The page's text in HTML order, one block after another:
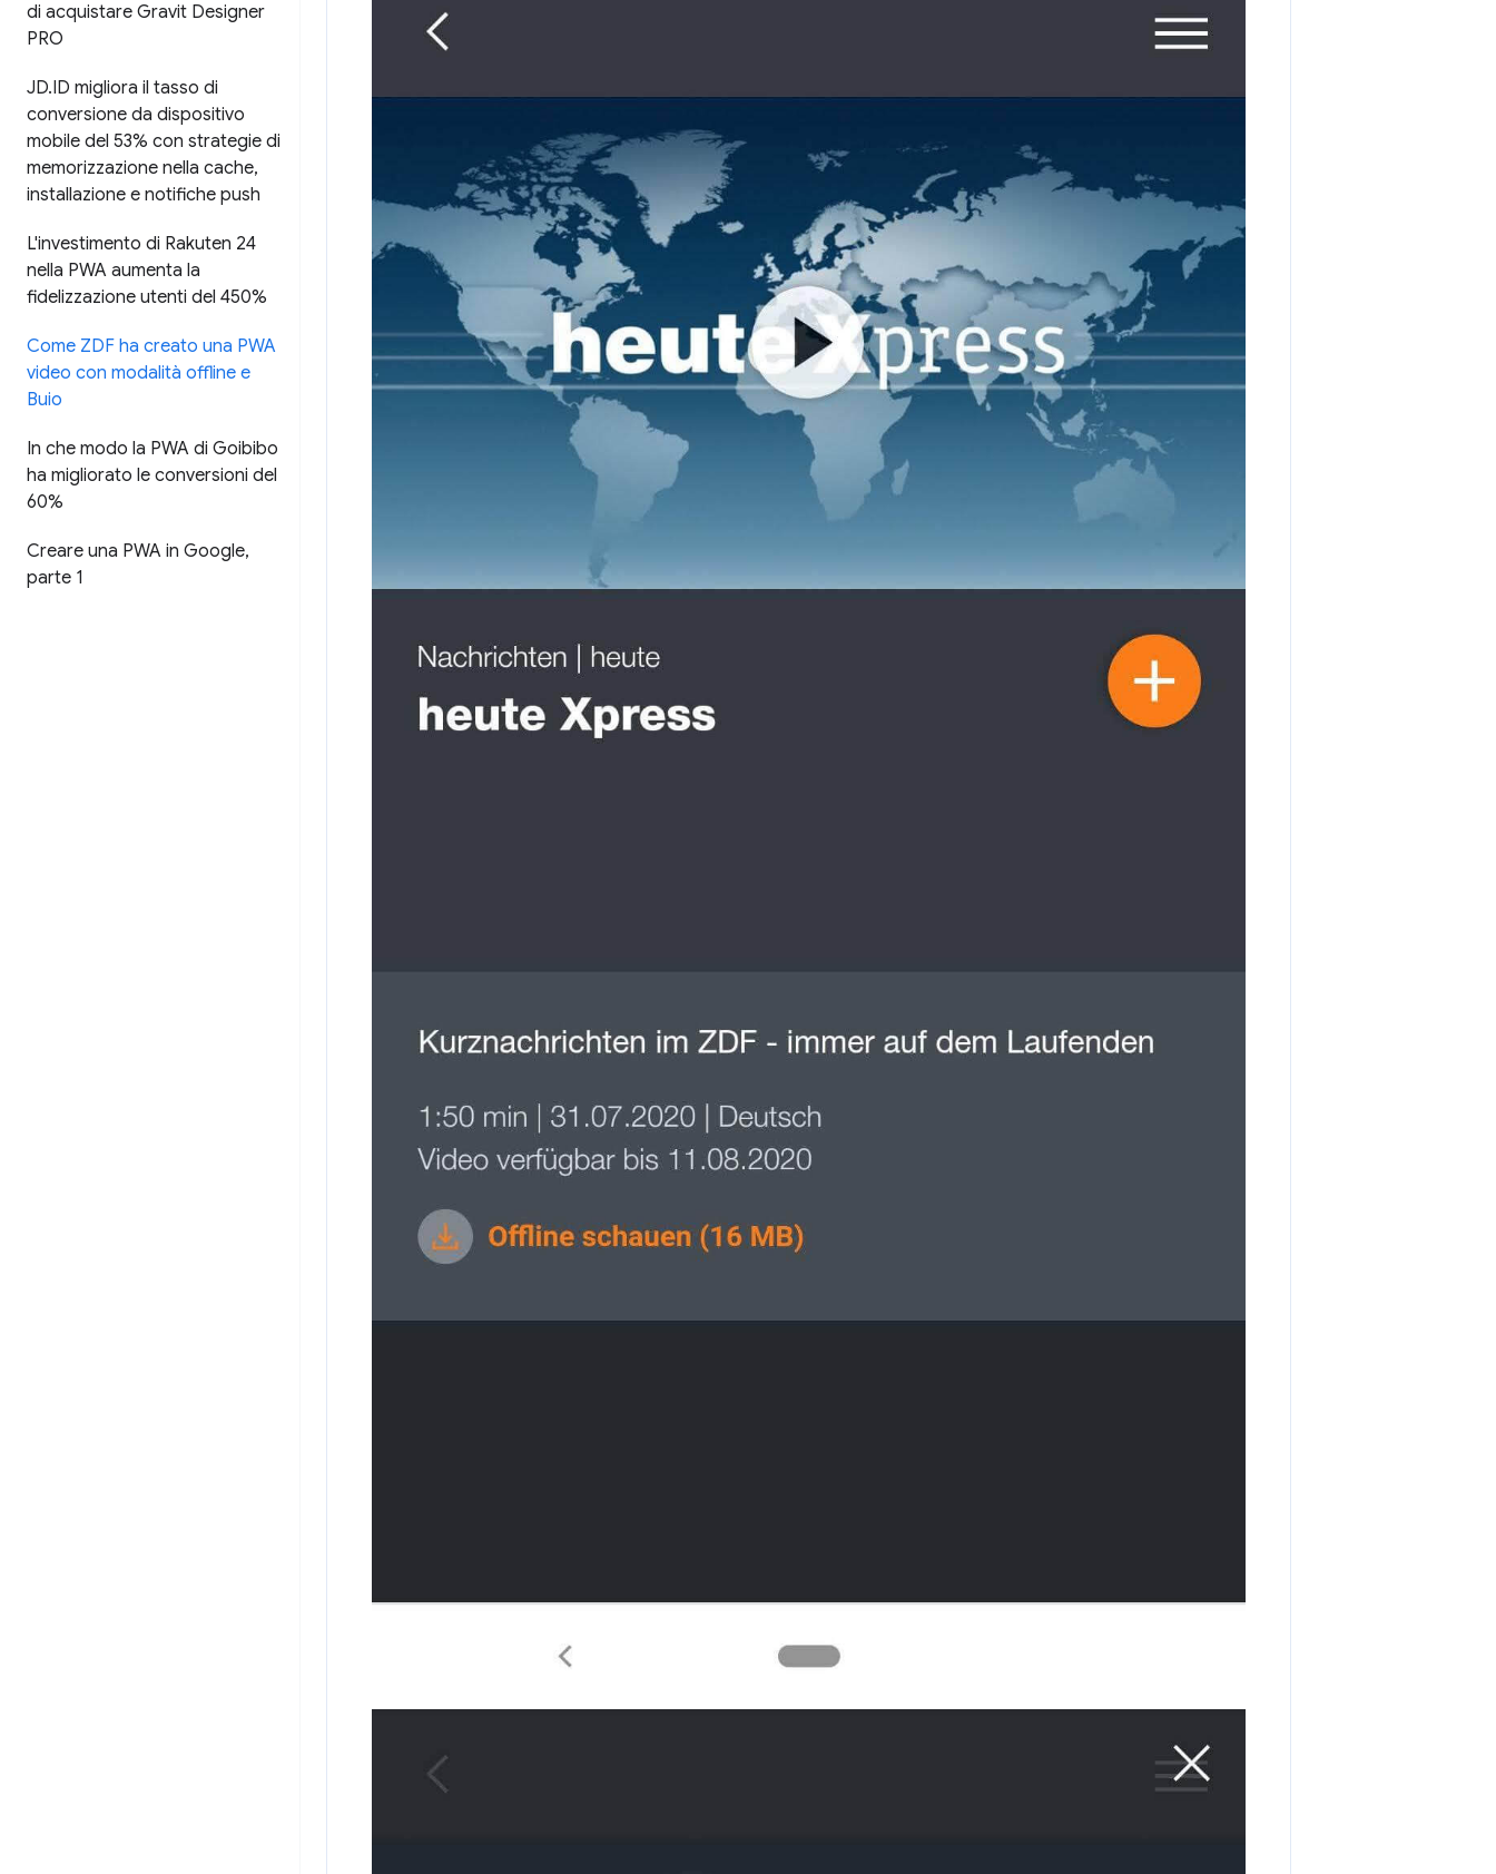
di acquistare Gravit Designer
PRO
JD.ID migliora il tasso di
conversione da dispositivo
mobile del 53% con strategie di
memorizzazione nella cache,
installazione e notifiche push
L'investimento di Rakuten 24
nella PWA aumenta la
fidelizzazione utenti del 450%
Come ZDF ha creato una PWA
video con modalità offline e
Buio
In che modo la PWA di Goibibo
ha migliorato le conversioni del
60%
Creare una PWA in Google,
parte 1